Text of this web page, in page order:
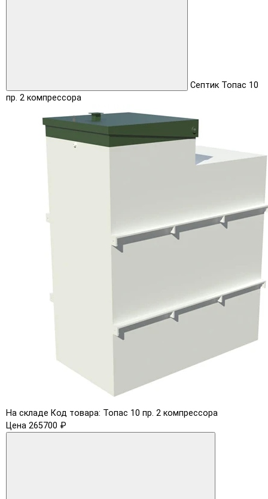
Септик Топас 10
пр. 2 компрессора
На складе Код товара: Топас 10 пр. 2 компрессора
Цена 265700 ₽